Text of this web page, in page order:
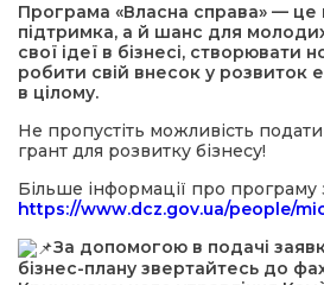
Програма «Власна справа» — це
підтримка, а й шанс для
свої ідеї в бізнесі, створювати
робити свій внесок у розвиток
в цілому.
Не пропустіть можливість
грант для розвитку бізнесу!
Більше інформації про програму
https://www.dcz.gov.ua/people/
За допомогою в подачі
бізнес-плану звертайтесь до